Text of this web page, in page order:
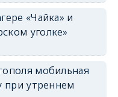
«Чайка» и
уголке»
мобильная
при утреннем